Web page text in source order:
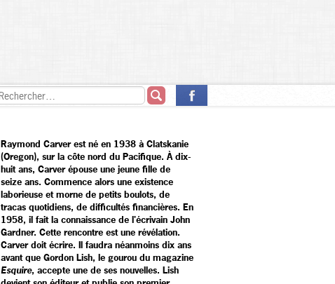
Raymond Carver est né en 1938 à Clatskanie
(Oregon), sur la côte nord du Pacifique. À dix-
huit ans, Carver épouse une jeune fille de
seize ans. Commence alors une existence
laborieuse et morne de petits boulots, de
tracas quotidiens, de difficultés financières. En
1958, il fait la connaissance de l'écrivain John
Gardner. Cette rencontre est une révélation.
Carver doit écrire. Il faudra néanmoins dix ans
avant que Gordon Lish, le gourou du magazine
Esquire, accepte une de ses nouvelles. Lish